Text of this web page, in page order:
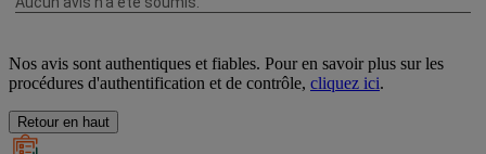
Nos avis sont authentiques et fiables. Pour en savoir plus sur les
Retour en haut